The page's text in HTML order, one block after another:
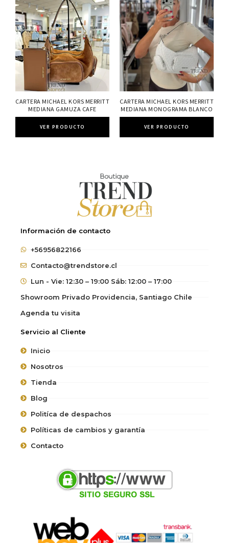
CARTERA MICHAEL KORS MERRITT
MEDIANA GAMUZA CAFE
VER PRODUCTO
CARTERA MICHAEL KORS MERRITT
MEDIANA MONOGRAMA BLANCO
VER PRODUCTO
Información de contacto
+56956822166
Contacto@trendstore.cl
Lun - Vie: 12:30 – 19:00 Sáb: 12:00 – 17:00
Showroom Privado Providencia, Santiago Chile
Agenda tu visita
Servicio al Cliente
Inicio
Nosotros
Tienda
Blog
Politíca de despachos
Políticas de cambios y garantía
Contacto